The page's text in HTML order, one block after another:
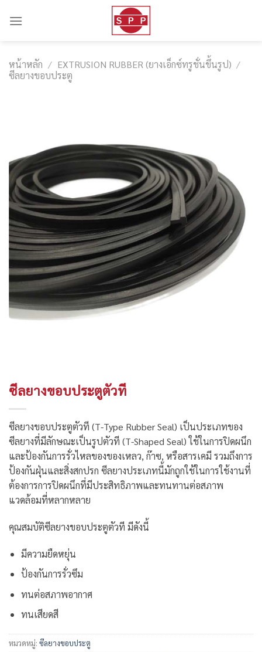
หน้าหลัก / EXTRUSION RUBBER (ยางเอ็กซ์ทรูชั่นขึ้นรูป) /
ซีลยางขอบประตู
ซีลยางขอบประตูตัวที
ซีลยางขอบประตูตัวที (T-Type Rubber Seal) เป็นประเภทของ
ซีลยางที่มีลักษณะเป็นรูปตัวที (T-Shaped Seal) ใช้ในการปิดผนึก
และป้องกันการรั่วไหลของของเหลว, ก๊าซ, หรือสารเคมี รวมถึงการ
ป้องกันฝุ่นและสิ่งสกปรก ซีลยางประเภทนี้มักถูกใช้ในการใช้งานที่
ต้องการการปิดผนึกที่มีประสิทธิภาพและทนทานต่อสภาพ
แวดล้อมที่หลากหลาย
คุณสมบัติซีลยางขอบประตูตัวที มีดังนี้
มีความยืดหยุ่น
ป้องกันการรั่วซึม
ทนต่อสภาพอากาศ
ทนเสียดสี
หมวดหมู่: ซีลยางขอบประตู